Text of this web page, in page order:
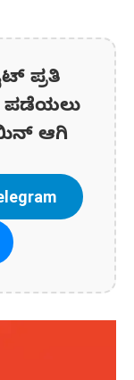
ಪ್ರತಿ
ಆಗಿ